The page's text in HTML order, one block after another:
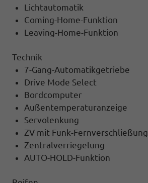
Lichtautomatik
Coming-Home-Funktion
Leaving-Home-Funktion
Technik
7-Gang-Automatikgetriebe
Drive Mode Select
Bordcomputer
Außentemperaturanzeige
Servolenkung
ZV mit Funk-Fernverschließung
Zentralverriegelung
AUTO-HOLD-Funktion